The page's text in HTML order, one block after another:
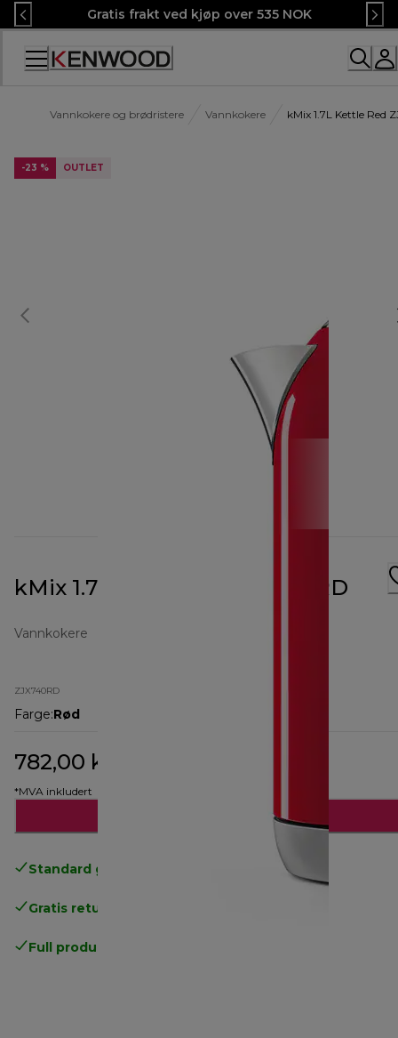
Skip
to
Content
Gratis frakt ved kjøp over 535 NOK
Vannkokere og brødristere Vannkokere kMix 1.7L Kettle Red
-23 % OUTLET
kMix 1.7L Kettle Red ZJX740RD
Vannkokere
ZJX740RD
Farge:Rød
782,00 kr
*MVA inkludert
Legg til i handlekurven
Standard gratis levering
Gratis retur
Full produsentgaranti